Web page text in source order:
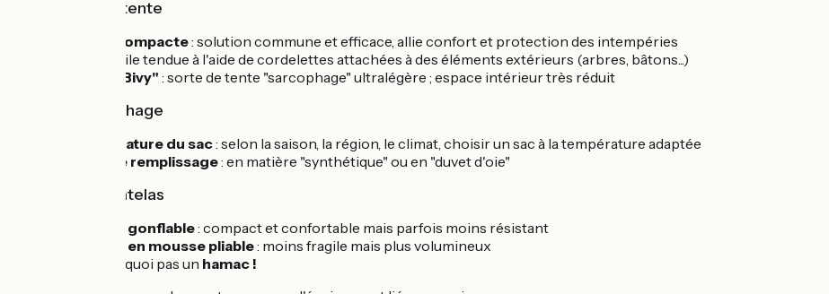
Choix de la tente
Tente compacte: solution commune et efficace, allie confort et protection des intempéries
: toile tendue à l'aide de cordelettes attachées à des éléments extérieurs (arbres, bâtons...)
Tente "Bivy" : sorte de tente "sarcophage" ultralégère ; espace intérieur très réduit
Sac de couchage
Température du sac: selon la saison, la région, le climat, choisir un sac à la température adaptée
Type de remplissage: en matière "synthétique" ou en "duvet d'oie"
Choix du matelas
Matelas gonflable: compact et confortable mais parfois moins résistant
Matelas en mousse pliable: moins fragile mais plus volumineux
...Et pourquoi pas un hamac !